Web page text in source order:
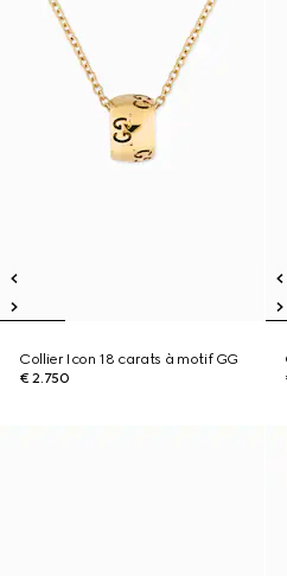
Collier Icon 18 carats à motif GG
€ 2.750